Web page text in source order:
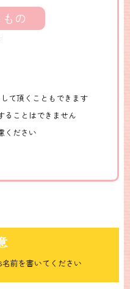
の
て頂くこともできます
ることはできません
ください
前を書いてください